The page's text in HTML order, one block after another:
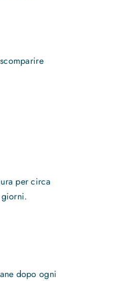
per circa
dopo ogni